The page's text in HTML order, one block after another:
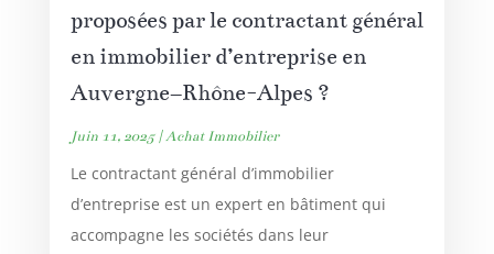
proposées par le contractant général
en immobilier d’entreprise en
Auvergne–Rhône-Alpes ?
Juin 11, 2025|Achat Immobilier
Le contractant général d’immobilier
d’entreprise est un expert en bâtiment qui
accompagne les sociétés dans leur